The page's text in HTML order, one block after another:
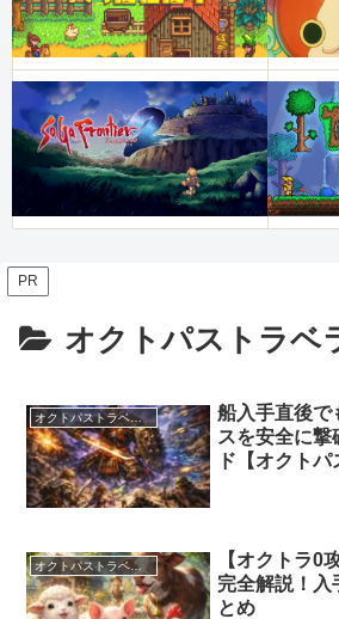
PR
オクトパストラベ
オクトパストラベラーズ0
船入手直後で
スを安全に撃
ド【オクト
オクトパストラベラーズ0
【オクトラ0
完全解説！入
とめ